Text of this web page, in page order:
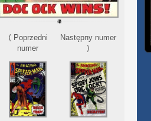
⟨ Poprzedni
numer
Następny numer
⟩